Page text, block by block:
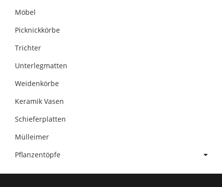
Möbel
Picknickkörbe
Trichter
Unterlegmatten
Weidenkörbe
Keramik Vasen
Schieferplatten
Mülleimer
Pflanzentöpfe